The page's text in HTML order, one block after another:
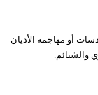
أو مهاجمة الأديان
والشتائم.